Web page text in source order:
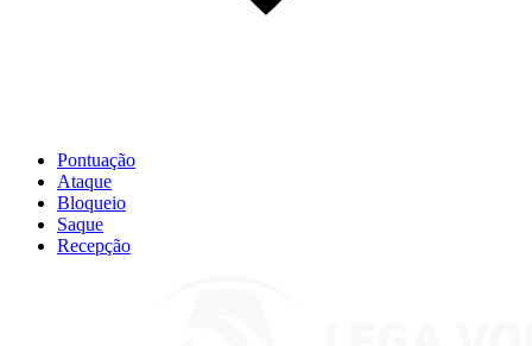
Pontuação
Ataque
Bloqueio
Saque
Recepção